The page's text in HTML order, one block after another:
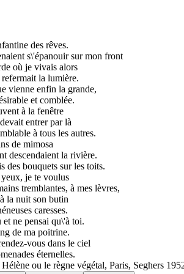
des rêves.
s\'épanouir sur mon front
où je vivais alors
la lumière.
vienne enfin la grande,
et comblée.
à la fenêtre
entrer par là
à tous les autres.
de mimosa
descendaient la rivière.
des bouquets sur les toits.
je te voulus
tremblantes, à mes lèvres,
la nuit son butin
caresses.
ne pensai qu\'à toi.
de ma poitrine.
vous dans le ciel
éternelles.
ou le règne végétal, Paris, Seghers